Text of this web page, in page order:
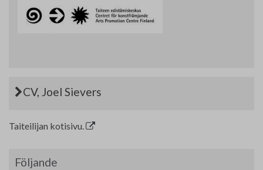
CV, Joel Sievers
Taiteilijan kotisivu.
Följande